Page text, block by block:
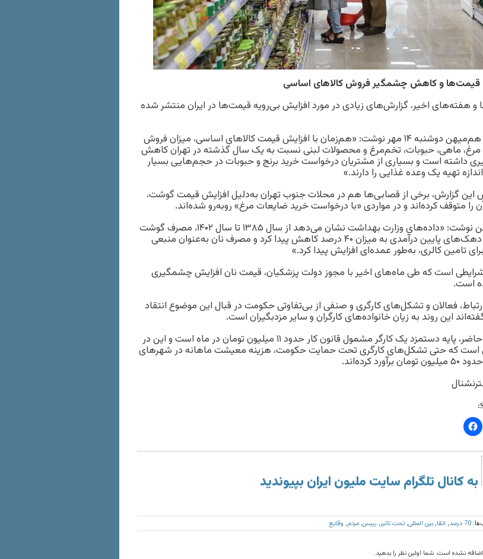
قیمت‌ها و کاهش چشمگیر فروش کالاهای اساسی
و هفته‌های اخیر، گزارش‌های زیادی در مورد افزایش بی‌رویه قیمت‌ها در ایران منتشر شده
روزنامه هم‌میهن دوشنبه ۱۴ مهر نوشت: «هم‌زمان با افزایش قیمت کالاهای اساسی، میزان فروش
ماهی، حبوبات، تخم‌مرغ و محصولات لبنی نسبت به یک‌ سال گذشته در تهران کاهش
داشته‌ است و بسیاری از مشتریان درخواست خرید برنج و حبوبات در حجم‌هایی بسیار
تهیه یک وعده غذایی را دارند.»
این گزارش، برخی از قصابی‌ها هم در محلات جنوب تهران به‌دلیل افزایش قیمت گوشت،
را متوقف کرده‌اند و در مواردی «با درخواست خرید ضایعات مرغ» روبه‌رو شده‌اند.
هم‌میهن نوشت: «داد‌ه‌های وزارت بهداشت نشان می‌دهد از سال ۱۳۸۵ تا سال ۱۴۰۲، مصرف گوشت
قرمز در دهک‌های پایین‌ درآمدی به میزان ۴۰ درصد کاهش پیدا کرد و مصرف نان به‌عنوان منبعی
برای تامین کالری، به‌طور عمده‌ای افزایش پیدا کرد.»
است که طی ماه‌های اخیر با مجوز دولت پزشکیان، قیمت نان افزایش چشمگیری
است.
فعالان و تشکل‌های کارگری و صنفی از بی‌تفاوتی حکومت در قبال این موضوع انتقاد
این روند به زیان خانواده‌های کارگران و سایر مزدبگیران است.
در حال حاضر‌، پایه دستمزد یک کارگر مشمول قانون کار حدود ۱۱ میلیون تومان در ماه است و این در
است که حتی تشکل‌های کارگری تحت حمایت حکومت، هزینه معیشت ماهانه در شهرهای
برآورد کرده‌اند.
به کانال تلگرام سایت ملیون ایران بپیوندید
70 درصد اتقا بین المللی تحت تاثیر رییس مردم وقایع
نشده است. شما اولین نظر را بدهید.